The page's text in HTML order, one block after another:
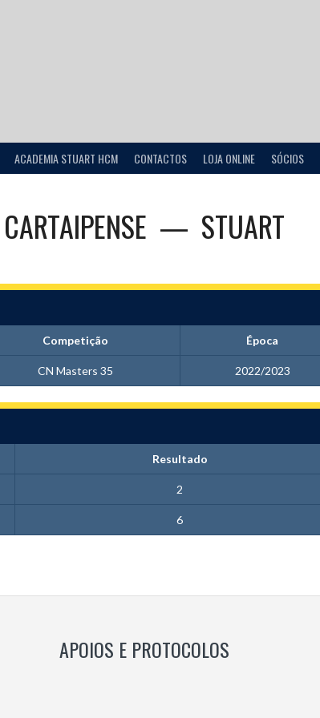
ACADEMIA STUART HCM CONTACTOS LOJA ONLINE SÓCIOS
CARTAIPENSE — STUART
Competição Época
CN Masters 35 2022/2023
Resultado
2
6
APOIOS E PROTOCOLOS